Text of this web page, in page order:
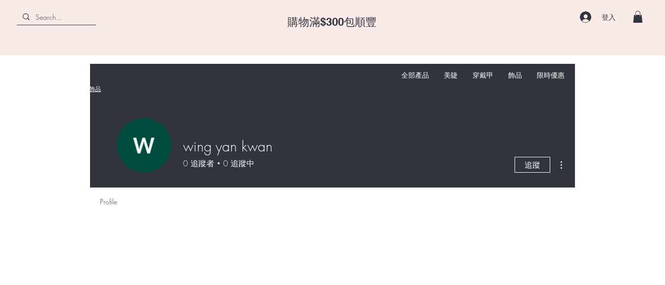
​購物滿$300包順豐 登入
角蛋白｜穿戴甲｜飾品
全部產品 美睫 穿戴甲 飾品 限時優惠
wing yan kwan
0 追蹤者 0 追蹤中 追蹤
Profile